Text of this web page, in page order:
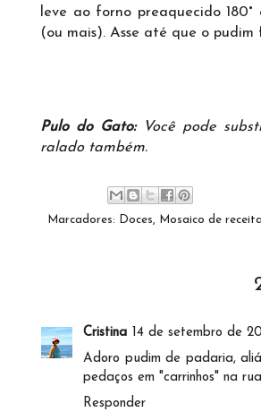
leve ao forno preaquecido
(ou mais). Asse até que o
Pulo do Gato:
Você pode
ralado também.
Marcadores: Doces, Mosaico de
Cristina 14 de setembro de
Adoro pudim de padaria,
pedaços em "carrinhos" na
Responder